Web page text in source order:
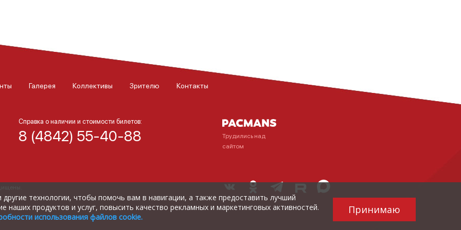
Галерея Коллективы Зрителю Контакты
Справка о наличии и стоимости билетов:
8 (4842) 55-40-88
Трудились над
сайтом
технологии, чтобы помочь вам в навигации, а также предоставить лучший
наших продуктов и услуг, повысить качество рекламных и маркетинговых активностей.
использования файлов cookie.
Принимаю